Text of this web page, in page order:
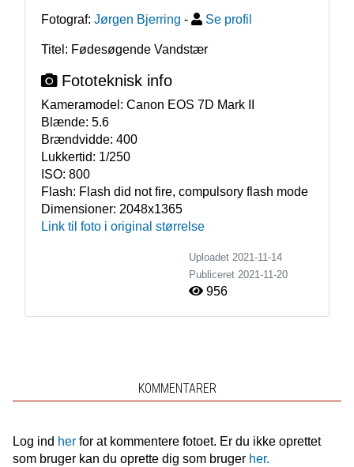
Fotograf: Jørgen Bjerring - Se profil
Titel: Fødesøgende Vandstær
Fototeknisk info
Kameramodel: Canon EOS 7D Mark II
Blænde: 5.6
Brændvidde: 400
Lukkertid: 1/250
ISO: 800
Flash: Flash did not fire, compulsory flash mode
Dimensioner: 2048x1365
Link til foto i original størrelse
Uploadet 2021-11-14
Publiceret 2021-11-20
956
KOMMENTARER
Log ind herfor at kommentere fotoet. Er du ikke oprettet
som bruger kan du oprette dig som bruger her.